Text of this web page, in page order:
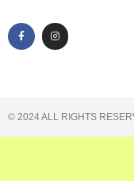
© 2024 ALL RIGHTS